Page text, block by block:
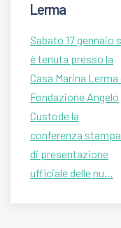
Lerma
Sabato 17 gennaio
è tenuta presso la
Casa Marina Lerma
Fondazione Angelo
Custode la
conferenza stampa
di presentazione
ufficiale delle nu…